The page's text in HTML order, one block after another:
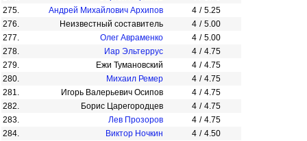
275.
Андрей Михайлович Архипов 4 / 5.25
276.
Неизвестный составитель 4 / 5.00
277.
Олег Авраменко 4 / 5.00
278.
Иар Эльтеррус 4 / 4.75
279.
Ежи Тумановский 4 / 4.75
280.
Михаил Ремер 4 / 4.75
281.
Игорь Валерьевич Осипов 4 / 4.75
282.
Борис Царегородцев 4 / 4.75
283.
Лев Прозоров 4 / 4.75
284.
Виктор Ночкин 4 / 4.50